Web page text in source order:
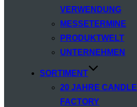
VERWENDUNG
MESSETERMINE
PRODUKTWELT
UNTERNEHMEN
SORTIMENT
20 JAHRE CANDLE
FACTORY